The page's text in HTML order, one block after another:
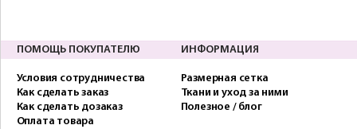
ПОМОЩЬ ПОКУПАТЕЛЮ
Условия сотрудничества
Как сделать заказ
Как сделать дозаказ
Оплата товара
ИНФОРМАЦИЯ
Размерная сетка
Ткани и уход за ними
Полезное / блог